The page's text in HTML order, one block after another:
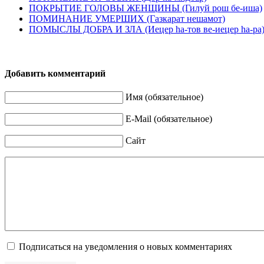
ПОКРЫТИЕ ГОЛОВЫ ЖЕНЩИНЫ (Гилуй рош бе-иша)
ПОМИНАНИЕ УМЕРШИХ (Газкарат нешамот)
ПОМЫСЛЫ ДОБРА И ЗЛА (Иецер hа-тов ве-иецер hа-pa)
Добавить комментарий
Имя (обязательное)
E-Mail (обязательное)
Сайт
Подписаться на уведомления о новых комментариях